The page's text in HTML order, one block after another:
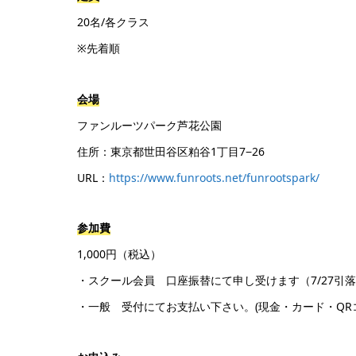
20名/各クラス
※先着順
会場
ファンルーツパーク芦花公園
住所：東京都世田谷区粕谷1丁目7−26
URL： https://www.funroots.net/funrootspark/
参加費
1,000円（税込）
・スクール会員 口座振替にて申し受けます（7/27引落
・一般 受付にてお支払い下さい。(現金・カード・QR